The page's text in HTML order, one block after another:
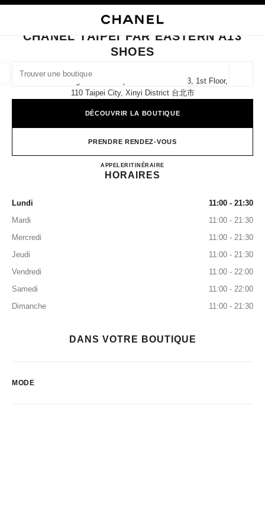
TROUVER UNE BOUTIQUE
Les suggestions sont affichées sous cette barre de recherche
0 suggestions disponibles
FERMER LA FICHE BOUTIQUE CHANEL TAIPEI FAR EASTERN A13 SHOES
CHANEL TAIPEI FAR EASTERN A13
SHOES
No. 58 Songren Road Taipei Far Eastern A13, 1st Floor,
110 Taipei City, Xinyi District 台北市
DÉCOUVRIR LA BOUTIQUE
PRENDRE RENDEZ-VOUS
APPELER0080 149 1677
ITINÉRAIRECHANEL Taipei Far Eastern
HORAIRES
Lundi
11:00 - 21:30
Mardi
11:00 - 21:30
Mercredi
11:00 - 21:30
Jeudi
11:00 - 21:30
Vendredi
11:00 - 22:00
Samedi
11:00 - 22:00
Dimanche
11:00 - 21:30
DANS VOTRE BOUTIQUE
MODE
filtres
filtrer les résultats par :